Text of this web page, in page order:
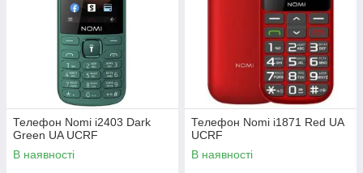
Телефон Nomi i2403 Dark
Green UA UCRF
В наявності
Телефон Nomi i1871 Red UA
UCRF
В наявності